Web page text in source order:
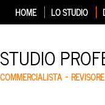
HOME LO STUDIO
STUDIO
COMMERCIALISTA –